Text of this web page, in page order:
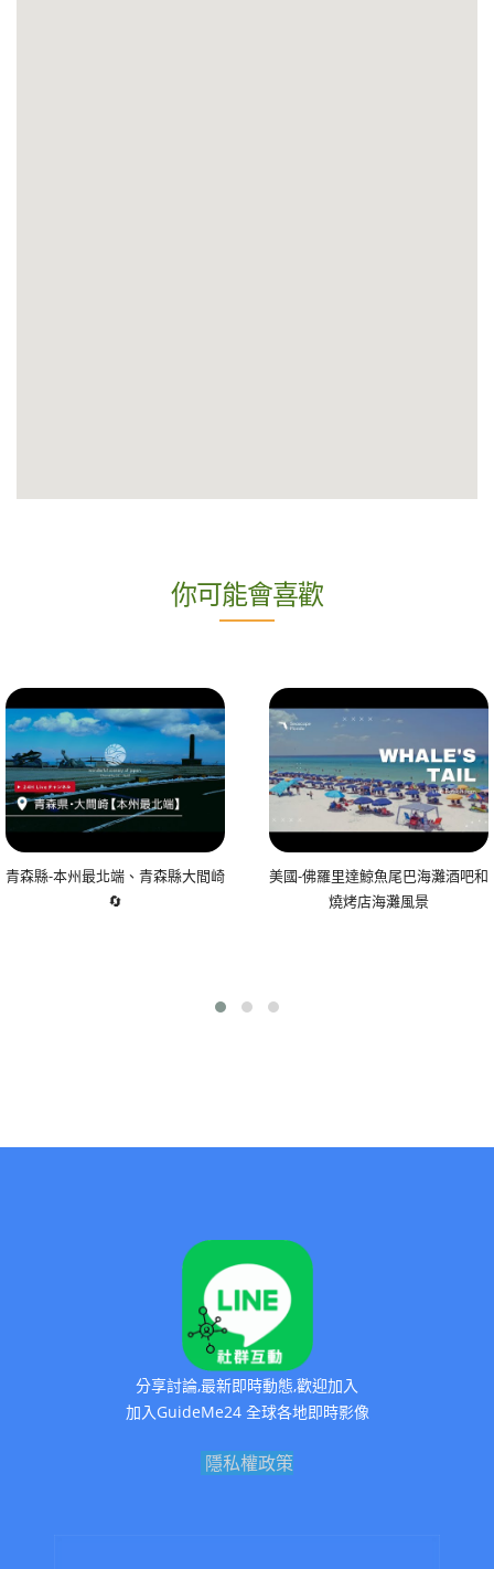
你可能會喜歡
青森縣-本州最北端、青森縣大間崎
🔄
美國-佛羅里達鯨魚尾巴海灘酒吧和
燒烤店海灘風景
分享討論,最新即時動態,歡迎加入
加入GuideMe24 全球各地即時影像
隱私權政策